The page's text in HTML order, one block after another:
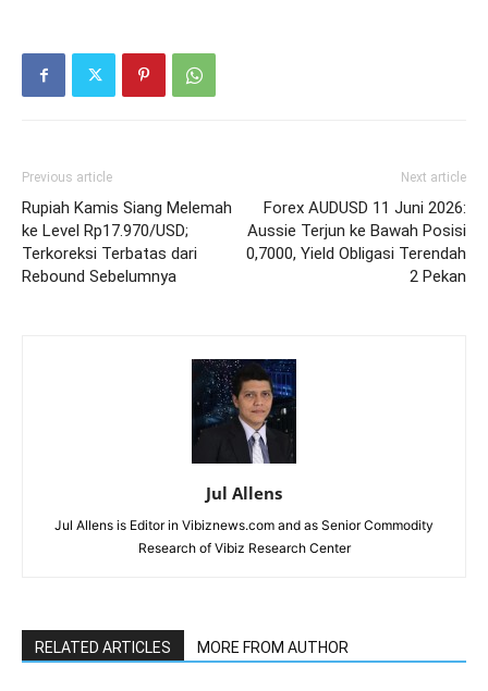
Previous article
Rupiah Kamis Siang Melemah
ke Level Rp17.970/USD;
Terkoreksi Terbatas dari
Rebound Sebelumnya
Next article
Forex AUDUSD 11 Juni 2026:
Aussie Terjun ke Bawah Posisi
0,7000, Yield Obligasi Terendah
2 Pekan
Jul Allens
Jul Allens is Editor in Vibiznews.com and as Senior Commodity
Research of Vibiz Research Center
RELATED ARTICLES MORE FROM AUTHOR